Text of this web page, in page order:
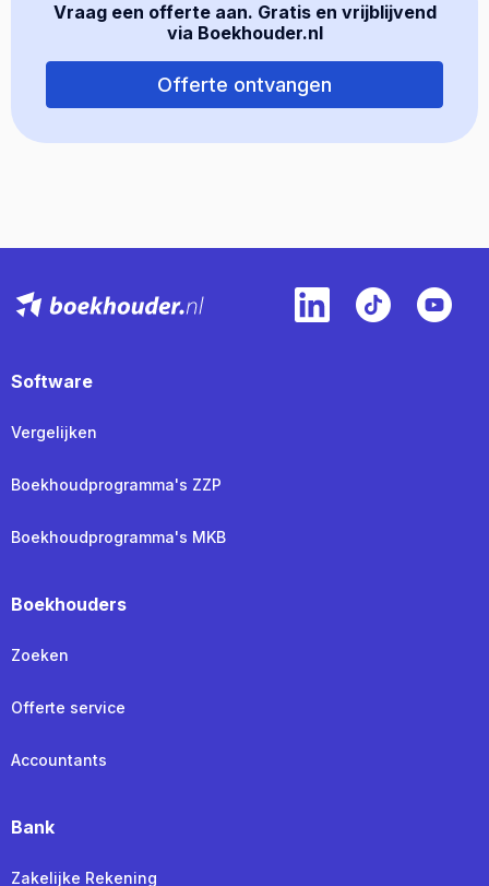
Vraag een offerte aan. Gratis en vrijblijvend
via Boekhouder.nl
Offerte ontvangen
Software
Vergelijken
Boekhoudprogramma's ZZP
Boekhoudprogramma's MKB
Boekhouders
Zoeken
Offerte service
Accountants
Bank
Zakelijke Rekening